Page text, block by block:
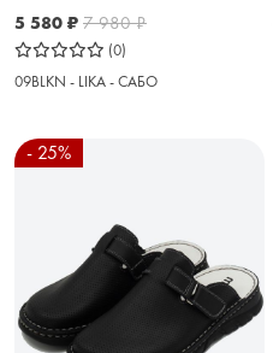
5 580 ₽ 7 980₽
(0)
09BLKN - LIKA - САБО
- 25%